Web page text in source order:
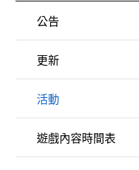
公告
更新
活動
遊戲內容時間表